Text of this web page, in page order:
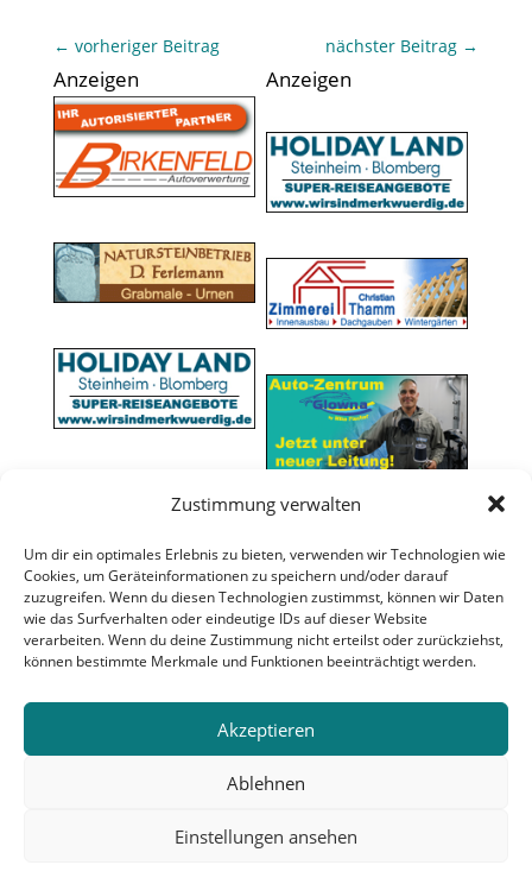
Zustimmung verwalten
Um dir ein optimales Erlebnis zu bieten, verwenden wir Technologien wie
Cookies, um Geräteinformationen zu speichern und/oder darauf
zuzugreifen. Wenn du diesen Technologien zustimmst, können wir Daten
wie das Surfverhalten oder eindeutige IDs auf dieser Website
verarbeiten. Wenn du deine Zustimmung nicht erteilst oder zurückziehst,
können bestimmte Merkmale und Funktionen beeinträchtigt werden.
Akzeptieren
Ablehnen
Einstellungen ansehen
← vorheriger Beitrag nächster Beitrag →
Anzeigen Anzeigen